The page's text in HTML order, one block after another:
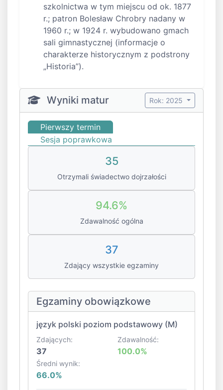
szkolnictwa w tym miejscu od ok. 1877
r.; patron Bolesław Chrobry nadany w
1960 r.; w 1924 r. wybudowano gmach
sali gimnastycznej (informacje o
charakterze historycznym z podstrony
„Historia”).
Wyniki matur Rok: 2025
Pierwszy termin
Sesja poprawkowa
35
Otrzymali świadectwo dojrzałości
94.6%
Zdawalność ogólna
37
Zdający wszystkie egzaminy
Egzaminy obowiązkowe
język polski poziom podstawowy (M)
Zdających:
37
Zdawalność:
100.0%
Średni wynik:
66.0%